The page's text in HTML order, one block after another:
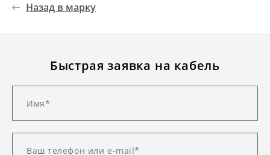
Назад в марку
Быстрая заявка на кабель